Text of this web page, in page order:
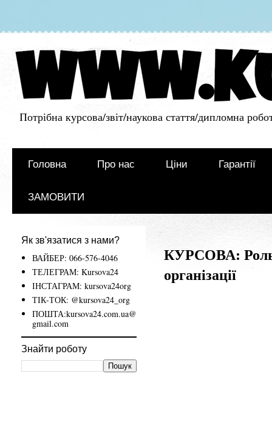
Потрібна курсова/звіт/наукова стаття/дипломна
Головна Про нас Ціни Гарантії
ЗАМОВИТИ
КУРСОВА: Роль
організації
Як зв'язатися з нами?
ВАЙБЕР: 066-576-4046
ТЕЛЕГРАМ: Kursova24
ІНСТАГРАМ: kursova24org
ТІК-ТОК: @kursova24_org
ПОШТА:kursova24.com.ua@
gmail.com
Знайти роботу